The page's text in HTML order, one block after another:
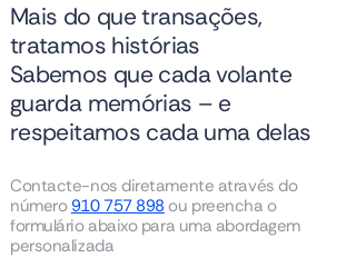
Mais do que transações,
tratamos histórias
Sabemos que cada volante
guarda memórias – e
respeitamos cada uma delas
Contacte-nos diretamente através do
número 910 757 898 ou preencha o
formulário abaixo para uma abordagem
personalizada